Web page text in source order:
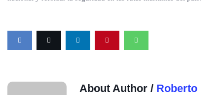
About Author / Roberto